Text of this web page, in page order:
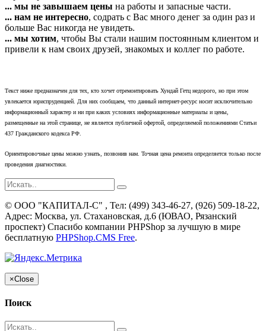
... мы не завышаем цены на работы и запасные части.
... нам не интересно, содрать с Вас много денег за один раз и
больше Вас никогда не увидеть.
... мы хотим, чтобы Вы стали нашим постоянным клиентом и
привели к нам своих друзей, знакомых и коллег по работе.
Текст ниже предназначен для тех, кто хочет отремонтировать Хундай Гетц недорого, но при этом
увлекается юриспруденцией. Для них сообщаем, что данный интернет-ресурс носит исключительно
информационный характер и ни при каких условиях информационные материалы и цены,
размещенные на этой странице, не является публичной офертой, определяемой положениями Статьи
437 Гражданского кодекса РФ.
Ориентировочные цены можно узнать, позвонив нам. Точная цена ремонта определяется только после
проведения диагностики.
© ООО "КАПИТАЛ-С" , Тел: (499) 343-46-27, (926) 509-18-22,
Адрес: Москва, ул. Стахановская, д.6 (ЮВАО, Рязанский
проспект) Спасибо компании PHPShop за лучшую в мире
бесплатную PHPShop.CMS Free.
×Close
Поиск